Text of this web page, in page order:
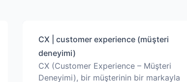
CX | customer experience (müşteri
deneyimi)
CX (Customer Experience – Müşteri
Deneyimi), bir müşterinin bir markayla